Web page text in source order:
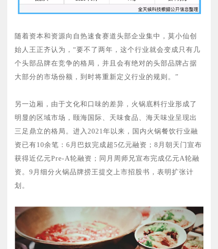
随着资本和资源向自热速食赛道头部企业集中，莫小仙创
始人王正齐认为，“要不了两年，这个行业就会变成只有几
个头部品牌在竞争的格局，并且会有绝对的头部品牌占据
大部分的市场份额，到时将重新定义行业的规则。”
另一边厢，由于文化和口味的差异，火锅底料行业形成了
明显的区域市场，颐海国际、天味食品、海天味业呈现出
三足鼎立的格局。进入2021年以来，国内火锅餐饮行业融
资已有10余笔：6月巴奴完成超5亿元融资；8月朝天门宣布
获得近亿元Pre-A轮融资；同月周师兄宣布完成亿元A轮融
资。9月细分火锅品牌捞王提交上市招股书，表明扩张计
划。